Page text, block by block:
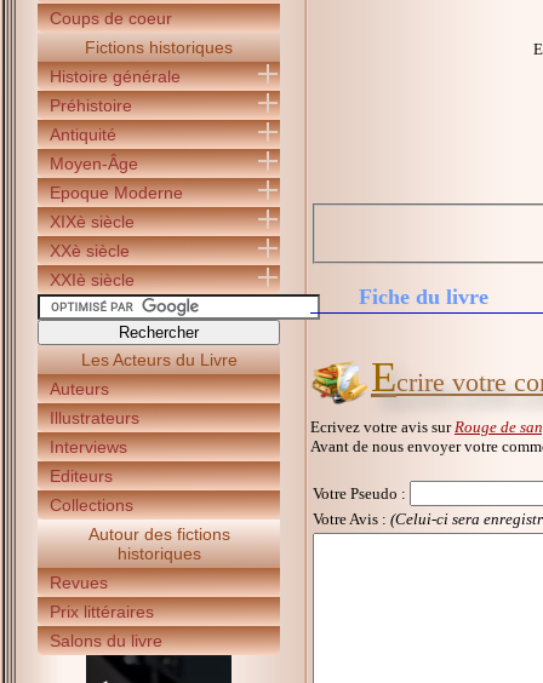
Coups de coeur
Fictions historiques
Histoire générale
Préhistoire
Antiquité
Moyen-Âge
Epoque Moderne
XIXè siècle
XXè siècle
XXIè siècle
Les Acteurs du Livre
Auteurs
Illustrateurs
Interviews
Editeurs
Collections
Autour des fictions
historiques
Revues
Prix littéraires
Salons du livre
Fiche du livre
Ecrire votre
Ecrivez votre avis sur Rouge de
Avant de nous envoyer votre
Votre Pseudo :
Votre Avis : (Celui-ci sera